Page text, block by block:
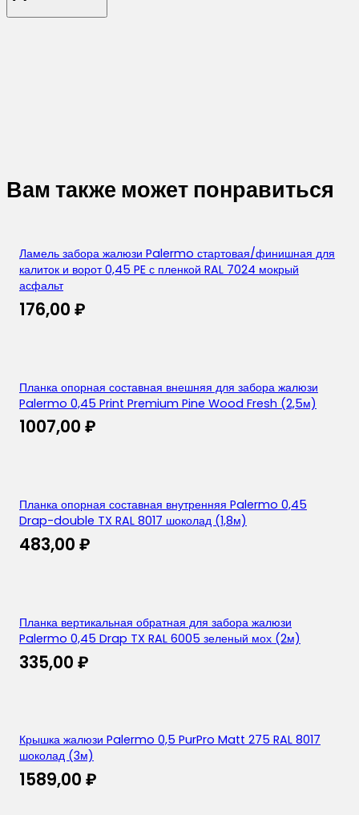
0,5
(2,5м)
Вам также может понравиться
Ламель забора жалюзи Palermo стартовая/финишная для
калиток и ворот 0,45 PE с пленкой RAL 7024 мокрый
асфальт
176,00 ₽
Планка опорная составная внешняя для забора жалюзи
Palermo 0,45 Print Premium Pine Wood Fresh (2,5м)
1007,00 ₽
Планка опорная составная внутренняя Palermo 0,45
Drap-double TX RAL 8017 шоколад (1,8м)
483,00 ₽
Планка вертикальная обратная для забора жалюзи
Palermo 0,45 Drap TX RAL 6005 зеленый мох (2м)
335,00 ₽
Крышка жалюзи Palermo 0,5 PurPro Matt 275 RAL 8017
шоколад (3м)
1589,00 ₽